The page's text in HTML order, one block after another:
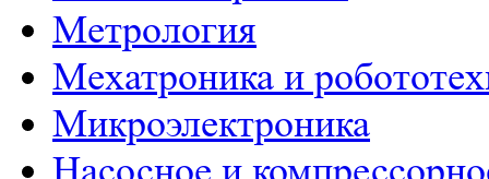
Метрология
Мехатроника и
Микроэлектроника